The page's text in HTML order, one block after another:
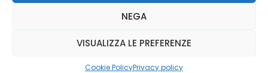
NEGA
VISUALIZZA LE PREFERENZE
Cookie PolicyPrivacy policy